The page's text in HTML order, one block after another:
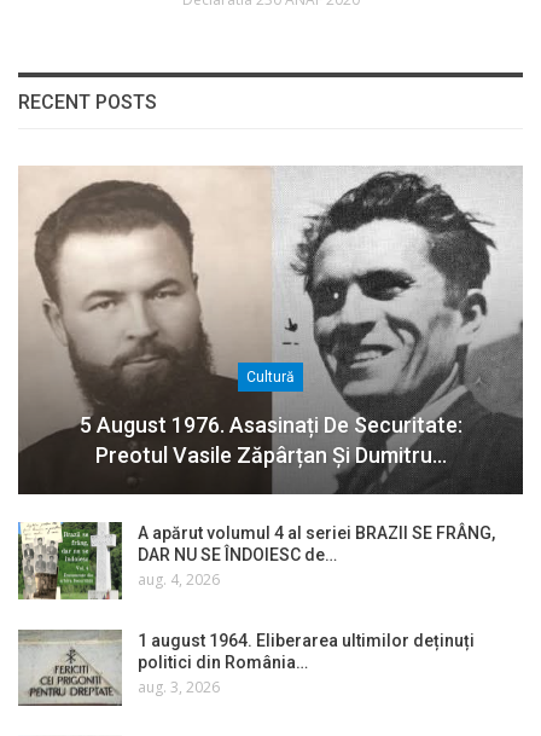
RECENT POSTS
Cultură
5 August 1976. Asasinați De Securitate:
Preotul Vasile Zăpârțan Și Dumitru…
A apărut volumul 4 al seriei BRAZII SE FRÂNG,
DAR NU SE ÎNDOIESC de…
aug. 4, 2026
1 august 1964. Eliberarea ultimilor deținuți
politici din România…
aug. 3, 2026